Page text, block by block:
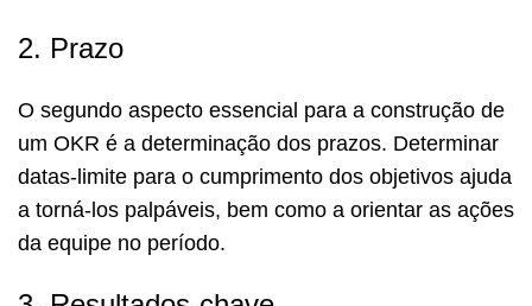
2. Prazo
O segundo aspecto essencial para a construção de
um OKR é a determinação dos prazos. Determinar
datas-limite para o cumprimento dos objetivos ajuda
a torná-los palpáveis, bem como a orientar as ações
da equipe no período.